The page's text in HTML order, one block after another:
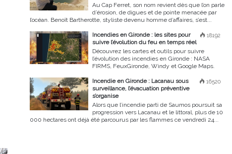
Au Cap Ferret, son nom revient dès que l’on parle
d’érosion, de digues et de pointe menacée par
l’océan. Benoît Bartherotte, styliste devenu homme d’affaires, s’est...
18192
Incendies en Gironde : les sites pour
suivre l’évolution du feu en temps réel
Découvrez les cartes et outils pour suivre
l’évolution des incendies en Gironde : NASA
FIRMS, FeuxGironde, Windy et Google Maps.
16520
Incendie en Gironde : Lacanau sous
surveillance, l’évacuation préventive
s’organise
Alors que l’incendie parti de Saumos poursuit sa
progression vers Lacanau et le littoral, plus de 10
000 hectares ont déjà été parcourus par les flammes ce vendredi 24...